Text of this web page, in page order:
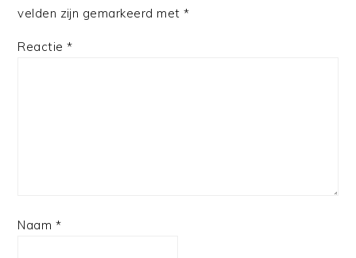
velden zijn gemarkeerd met*
Reactie*
Naam *